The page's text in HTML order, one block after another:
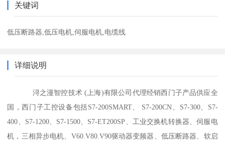
关键词
低压断路器,低压电机,伺服电机,电缆线
详细说明
浔之漫智控技术 (上海)有限公司代理经销西门子产品供应全
国，西门子工控设备包括S7-200SMART、 S7-200CN、S7-300、S7-
400、S7-1200、S7-1500、S7-ET200SP、工业交换机转换器、伺服电
机，三相异步电机、V60.V80.V90驱动器变频器、低压断路器、软启